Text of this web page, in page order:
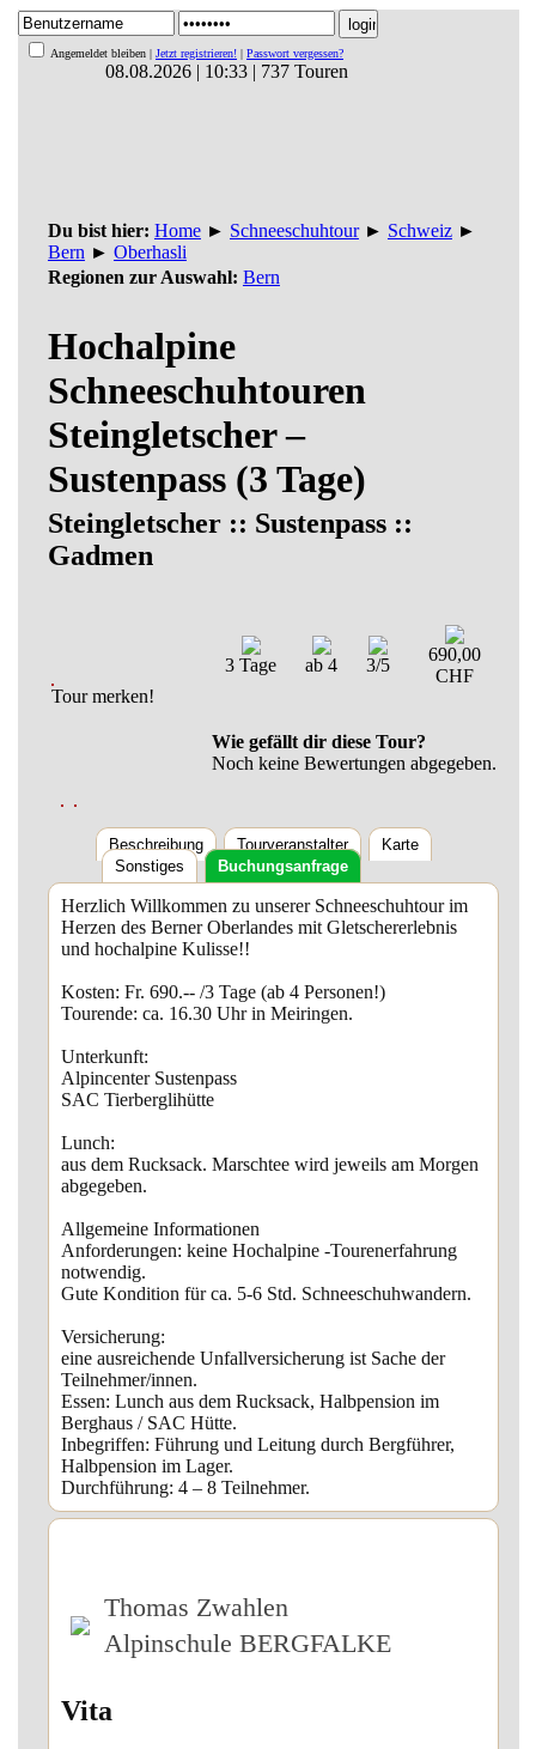
Angemeldet bleiben | Jetzt registrieren! | Passwort vergessen?
08.08.2026 | 10:33 | 737 Touren
Du bist hier: Home► Schneeschuhtour► Schweiz►
Bern ► Oberhasli
Regionen zur Auswahl: Bern
Hochalpine
Schneeschuhtouren
Steingletscher –
Sustenpass (3 Tage)
Steingletscher :: Sustenpass ::
Gadmen
Tour merken!
3 Tage ab 4 3/5
690,00
CHF
Wie gefällt dir diese Tour?
Noch keine Bewertungen abgegeben.
Beschreibung Tourveranstalter
Karte
Sonstiges
Buchungsanfrage
Herzlich Willkommen zu unserer Schneeschuhtour im
Herzen des Berner Oberlandes mit Gletschererlebnis
und hochalpine Kulisse!!
Kosten: Fr. 690.-- /3 Tage (ab 4 Personen!)
Tourende: ca. 16.30 Uhr in Meiringen.
Unterkunft:
Alpincenter Sustenpass
SAC Tierberglihütte
Lunch:
aus dem Rucksack. Marschtee wird jeweils am Morgen
abgegeben.
Allgemeine Informationen
Anforderungen: keine Hochalpine -Tourenerfahrung
notwendig.
Gute Kondition für ca. 5-6 Std. Schneeschuhwandern.
Versicherung:
eine ausreichende Unfallversicherung ist Sache der
Teilnehmer/innen.
Essen: Lunch aus dem Rucksack, Halbpension im
Berghaus / SAC Hütte.
Inbegriffen: Führung und Leitung durch Bergführer,
Halbpension im Lager.
Durchführung: 4 – 8 Teilnehmer.
Thomas Zwahlen
Alpinschule BERGFALKE
Vita